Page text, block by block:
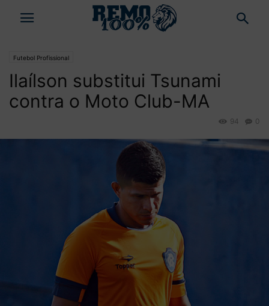
Futebol Profissional
Ilaílson substitui Tsunami
contra o Moto Club-MA
0
94